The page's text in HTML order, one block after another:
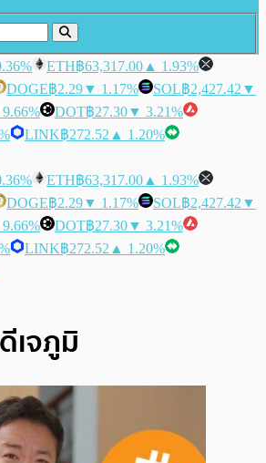
ETH฿63,317.00 ▲ 1.93%
DOGE฿2.29▼ 1.17% SOL฿2,427.42 ▼
DOT฿27.30▼ 3.21%
LINK฿272.52 ▲ 1.20%
ETH฿63,317.00 ▲ 1.93%
DOGE฿2.29▼ 1.17% SOL฿2,427.42 ▼
DOT฿27.30▼ 3.21%
LINK฿272.52 ▲ 1.20%
ดีเจภูมิ